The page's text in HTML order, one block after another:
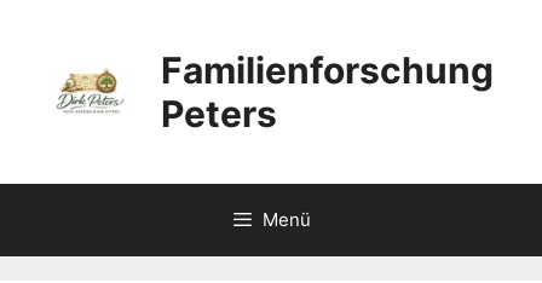
springen
Familienforschung
Peters
Menü